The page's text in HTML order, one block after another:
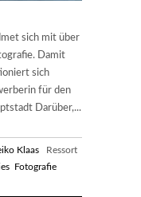
sich mit über
Damit
sich
für den
Darüber,...
Klaas Ressort
Fotografie